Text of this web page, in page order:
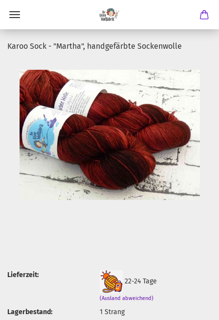
Karoo Sock - "Martha", handgefärbte Sockenwolle
Lieferzeit:
22-24 Tage
(Ausland abweichend)
Lagerbestand: 1Strang